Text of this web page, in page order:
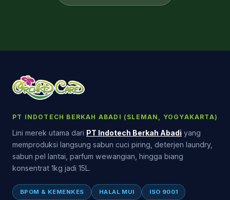
PT INDOTECH BERKAH ABADI (SLEMAN, YOGYAKARTA)
Lini merek utama dari PT Indotech Berkah Abadi yang
memproduksi langsung sabun cuci piring, deterjen laundry,
sabun pel lantai, parfum wewangian, hingga biang
konsentrat 1kg jadi 15L.
BPOM & KEMENKES HALAL MUI ISO 9001